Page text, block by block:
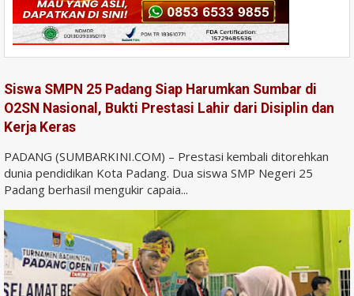
Siswa SMPN 25 Padang Siap Harumkan Sumbar di
O2SN Nasional, Bukti Prestasi Lahir dari Disiplin dan
Kerja Keras
PADANG (SUMBARKINI.COM) – Prestasi kembali ditorehkan
dunia pendidikan Kota Padang. Dua siswa SMP Negeri 25
Padang berhasil mengukir capaia...